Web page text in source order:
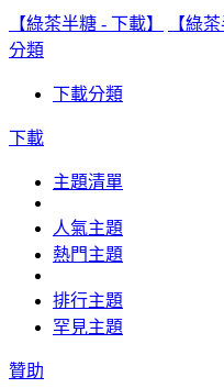
【綠茶半糖 - 下載】
【綠
分類
下載分類
下載
主題清單
人氣主題
熱門主題
排行主題
罕見主題
贊助